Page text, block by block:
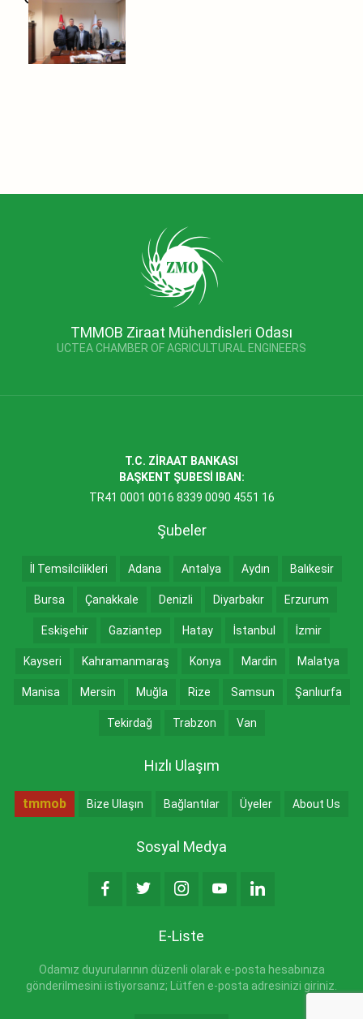
TMMOB Ziraat Mühendisleri Odası
UCTEA CHAMBER OF AGRICULTURAL ENGINEERS
T.C. ZİRAAT BANKASI
BAŞKENT ŞUBESİ IBAN:
TR41 0001 0016 8339 0090 4551 16
Şubeler
İl Temsilcilikleri Adana Antalya Aydın Balıkesir
Bursa Çanakkale Denizli Diyarbakır Erzurum
Eskişehir Gaziantep Hatay İstanbul İzmir
Kayseri Kahramanmaraş Konya Mardin Malatya
Manisa Mersin Muğla Rize Samsun Şanlıurfa
Tekirdağ Trabzon Van
Hızlı Ulaşım
tmmob Bize Ulaşın Bağlantılar Üyeler About Us
Sosyal Medya
E-Liste
Odamız duyurularının düzenli olarak e-posta hesabınıza
gönderilmesini istiyorsanız; Lütfen e-posta adresinizi giriniz.